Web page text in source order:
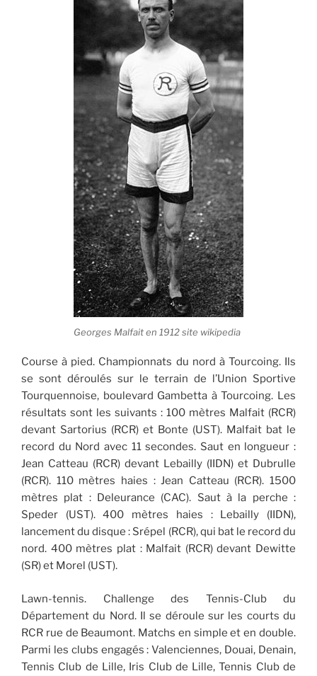
Georges Malfait en 1912 site wikipedia
Course à pied. Championnats du nord à Tourcoing. Ils
se sont déroulés sur le terrain de l’Union Sportive
Tourquennoise, boulevard Gambetta à Tourcoing. Les
résultats sont les suivants : 100 mètres Malfait (RCR)
devant Sartorius (RCR) et Bonte (UST). Malfait bat le
record du Nord avec 11 secondes. Saut en longueur :
Jean Catteau (RCR) devant Lebailly (IIDN) et Dubrulle
(RCR). 110 mètres haies : Jean Catteau (RCR). 1500
mètres plat : Deleurance (CAC). Saut à la perche :
Speder (UST). 400 mètres haies : Lebailly (IIDN),
lancement du disque : Srépel (RCR), qui bat le record du
nord. 400 mètres plat : Malfait (RCR) devant Dewitte
(SR) et Morel (UST).
Lawn-tennis. Challenge des Tennis-Club du
Département du Nord. Il se déroule sur les courts du
RCR rue de Beaumont. Matchs en simple et en double.
Parmi les clubs engagés : Valenciennes, Douai, Denain,
Tennis Club de Lille, Iris Club de Lille, Tennis Club de